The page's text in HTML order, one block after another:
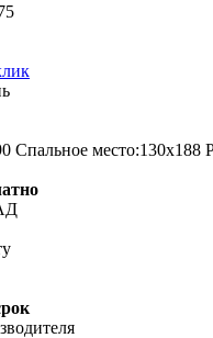
Спальное место:130х188